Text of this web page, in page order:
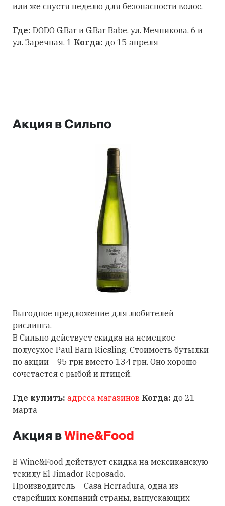
или же спустя неделю для безопасности волос.
Где: DODO G.Bar и G.Bar Babe, ул. Мечникова, 6 и
ул. Заречная, 1 Когда: до 15 апреля
Акция в Сильпо
Выгодное предложение для любителей
рислинга.
В Сильпо действует скидка на немецкое
полусухое Paul Barn Riesling. Стоимость бутылки
по акции – 95 грн вместо 134 грн. Оно хорошо
сочетается с рыбой и птицей.
Где купить: адреса магазинов Когда: до 21
марта
Акция вWine&Food
В Wine&Food действует скидка на мексиканскую
текилу El Jimador Reposado.
Производитель – Casa Herradura, одна из
старейших компаний страны, выпускающих